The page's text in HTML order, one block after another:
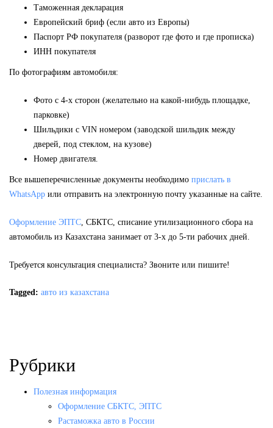
Таможенная декларация
Европейский бриф (если авто из Европы)
Паспорт РФ покупателя (разворот где фото и где прописка)
ИНН покупателя
По фотографиям автомобиля:
Фото с 4-х сторон (желательно на какой-нибудь площадке,
парковке)
Шильдики с VIN номером (заводской шильдик между
дверей, под стеклом, на кузове)
Номер двигателя.
Все вышеперечисленные документы необходимо прислать в
WhatsApp или отправить на электронную почту указанные на сайте.
Оформление ЭПТС , СБКТС, списание утилизационного сбора на
автомобиль из Казахстана занимает от 3-х до 5-ти рабочих дней.
Требуется консультация специалиста? Звоните или пишите!
Tagged: авто из казахстана
Рубрики
Полезная информация
Оформление СБКТС, ЭПТС
Растаможка авто в России